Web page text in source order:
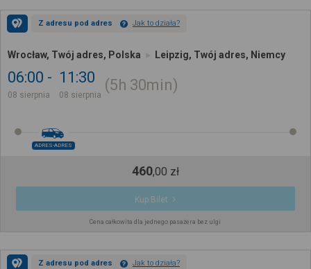
Z adresu pod adres Jak to działa?
Wrocław, Twój adres, Polska Leipzig, Twój adres, Niemcy
06:00
08 sierpnia
11:30
08 sierpnia
5h 30min
ADRES-ADRES
460,00 zł
Kup Bilet
Cena całkowita dla jednego pasażera bez ulgi
Z adresu pod adres Jak to działa?